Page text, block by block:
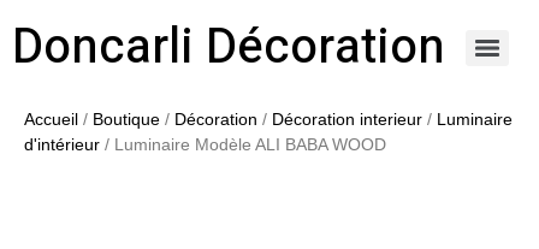
Doncarli Décoration
Accueil / Boutique / Décoration / Décoration interieur / Luminaire
d'intérieur / Luminaire Modèle ALI BABA WOOD